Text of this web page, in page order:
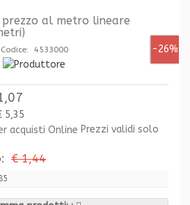
-26%
al metro lineare
Codice: 4533000
5,35
Prezzi validi solo
€ 1,44